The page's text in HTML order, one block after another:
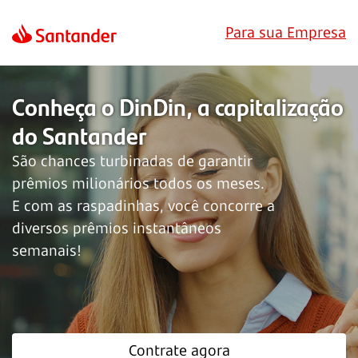
Para sua Empresa
Conheça o DinDin, a capitalização
do Santander
São chances turbinadas de garantir
prêmios milionários todos os meses.
E com as raspadinhas, você concorre a
diversos prêmios instantâneos
semanais!
Contrate agora